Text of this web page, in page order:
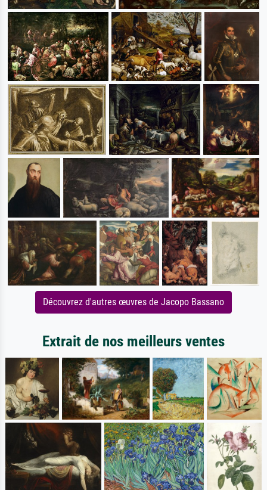
Découvrez d'autres œuvres de Jacopo Bassano
Extrait de nos meilleurs ventes